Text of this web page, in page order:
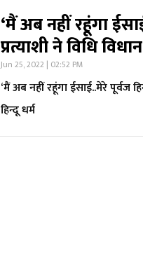
‘मैं अब नहीं रहूंगा
प्रत्याशी ने विधि
Jun 25, 2022 | 02:52 PM
‘मैं अब नहीं रहूंगा ईसाई..मेरे पूर्वज
हिन्दू धर्म